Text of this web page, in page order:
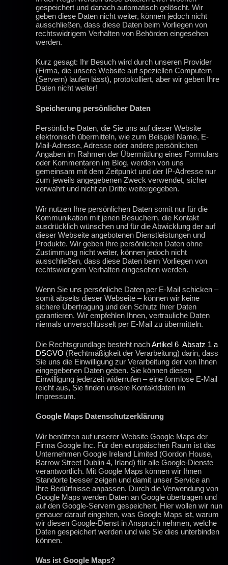
gespeichert und danach automatisch gelöscht. Wir
geben diese Daten nicht weiter, können jedoch nicht
ausschließen, dass diese Daten beim Vorliegen von
rechtswidrigem Verhalten von Behörden eingesehen
werden.
Kurz gesagt: Ihr Besuch wird durch unseren Provider
(Firma, die unsere Website auf speziellen Computern
(Servern) laufen lässt), protokolliert, aber wir geben Ihre
Daten nicht weiter!
Speicherung persönlicher Daten
Persönliche Daten, die Sie uns auf dieser Website
elektronisch übermitteln, wie zum Beispiel Name, E-
Mail-Adresse, Adresse oder andere persönlichen
Angaben im Rahmen der Übermittlung eines Formulars
oder Kommentaren im Blog, werden von uns
gemeinsam mit dem Zeitpunkt und der IP-Adresse nur
zum jeweils angegebenen Zweck verwendet, sicher
verwahrt und nicht an Dritte weitergegeben.
Wir nutzen Ihre persönlichen Daten somit nur für die
Kommunikation mit jenen Besuchern, die Kontakt
ausdrücklich wünschen und für die Abwicklung der auf
dieser Webseite angebotenen Dienstleistungen und
Produkte. Wir geben Ihre persönlichen Daten ohne
Zustimmung nicht weiter, können jedoch nicht
ausschließen, dass diese Daten beim Vorliegen von
rechtswidrigem Verhalten eingesehen werden.
Wenn Sie uns persönliche Daten per E-Mail schicken –
somit abseits dieser Webseite – können wir keine
sichere Übertragung und den Schutz Ihrer Daten
garantieren. Wir empfehlen Ihnen, vertrauliche Daten
niemals unverschlüsselt per E-Mail zu übermitteln.
Die Rechtsgrundlage besteht nachArtikel 6 Absatz 1 a
DSGVO (Rechtmäßigkeit der Verarbeitung) darin, dass
Sie uns die Einwilligung zur Verarbeitung der von Ihnen
eingegebenen Daten geben. Sie können diesen
Einwilligung jederzeit widerrufen – eine formlose E-Mail
reicht aus, Sie finden unsere Kontaktdaten im
Impressum.
Google Maps Datenschutzerklärung
Wir benützen auf unserer Website Google Maps der
Firma Google Inc. Für den europäischen Raum ist das
Unternehmen Google Ireland Limited (Gordon House,
Barrow Street Dublin 4, Irland) für alle Google-Dienste
verantwortlich. Mit Google Maps können wir Ihnen
Standorte besser zeigen und damit unser Service an
Ihre Bedürfnisse anpassen. Durch die Verwendung von
Google Maps werden Daten an Google übertragen und
auf den Google-Servern gespeichert. Hier wollen wir nun
genauer darauf eingehen, was Google Maps ist, warum
wir diesen Google-Dienst in Anspruch nehmen, welche
Daten gespeichert werden und wie Sie dies unterbinden
können.
Was ist Google Maps?